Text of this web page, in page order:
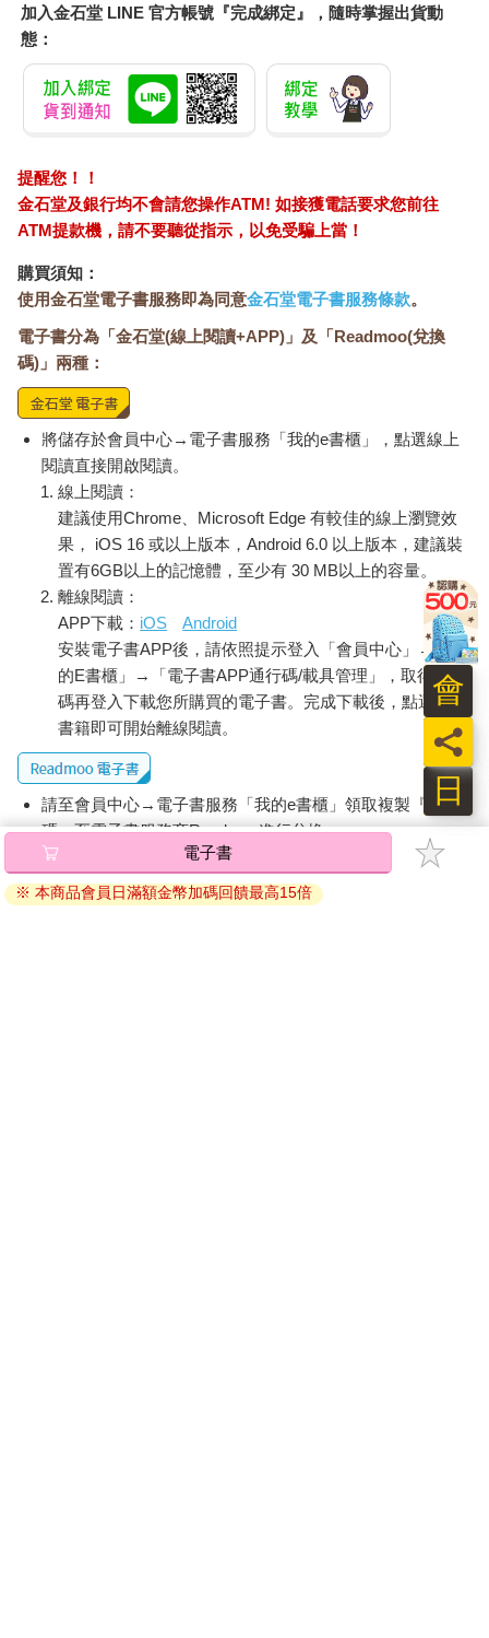
加入金石堂 LINE 官方帳號『完成綁定』，隨時掌握出貨動
態：
提醒您！！
金石堂及銀行均不會請您操作ATM! 如接獲電話要求您前往
ATM提款機，請不要聽從指示，以免受騙上當！
購買須知：
使用金石堂電子書服務即為同意金石堂電子書服務條款。
電子書分為「金石堂(線上閱讀+APP)」及「Readmoo(兌換
碼)」兩種：
將儲存於會員中心→電子書服務「我的e書櫃」，點選線上
閱讀直接開啟閱讀。
線上閱讀：
建議使用Chrome、Microsoft Edge 有較佳的線上瀏覽效
果， iOS 16 或以上版本，Android 6.0 以上版本，建議裝
置有6GB以上的記憶體，至少有 30 MB以上的容量。
離線閱讀：
APP下載： iOS
Android
安裝電子書APP後，請依照提示登入「會員中心」→「我
的E書櫃」→「電子書APP通行碼/載具管理」，取得通行
碼再登入下載您所購買的電子書。完成下載後，點選任一
書籍即可開始離線閱讀。
請至會員中心→電子書服務「我的e書櫃」領取複製『兌換
碼』至電子書服務商Readmoo進行兌換。
退換貨須知：
因版權保護，您在金石堂所購買的電子書僅能以金石堂專屬
日
員
會